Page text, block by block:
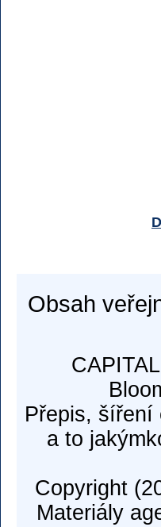
Obsah
Přepis, šíření
a to
Copyright
Materiály